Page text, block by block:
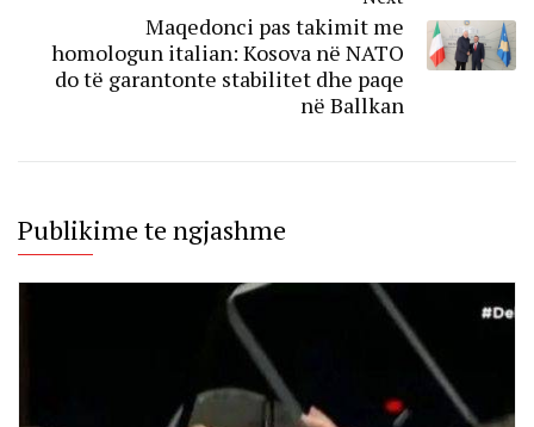
Maqedonci pas takimit me
homologun italian: Kosova në NATO
do të garantonte stabilitet dhe paqe
në Ballkan
Publikime te ngjashme